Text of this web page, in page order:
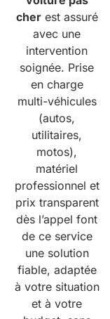
cherest assuré
avec une
intervention
soignée. Prise
en charge
multi-véhicules
(autos,
utilitaires,
motos),
matériel
professionnel et
prix transparent
dès l’appel font
de ce service
une solution
fiable, adaptée
à votre situation
et à votre